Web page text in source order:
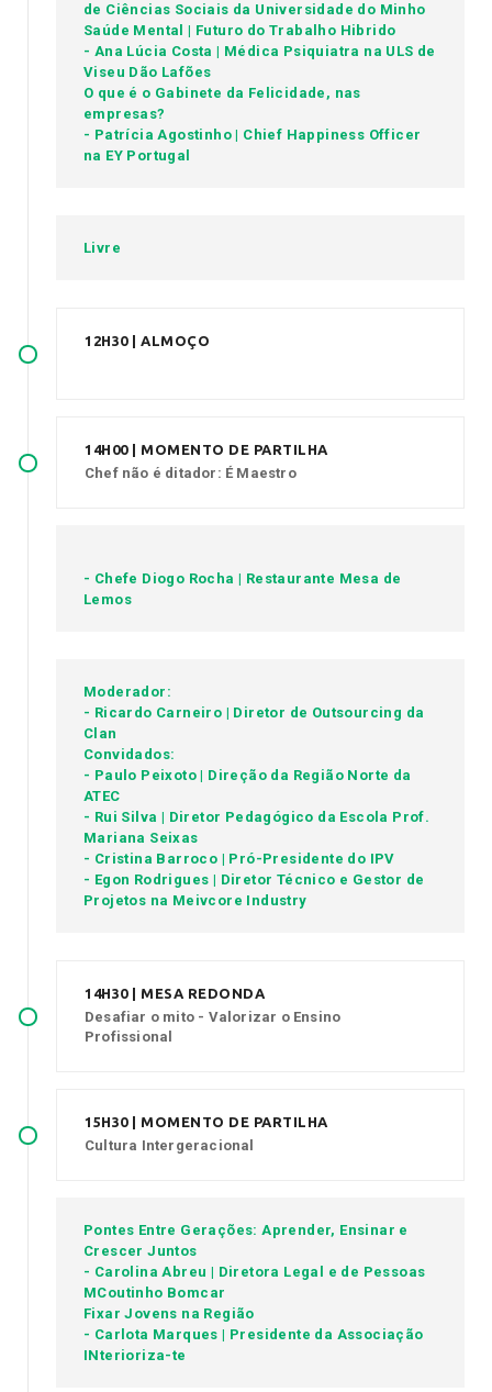
de Ciências Sociais da Universidade do Minho
Saúde Mental | Futuro do Trabalho Hibrido
- Ana Lúcia Costa | Médica Psiquiatra na ULS de
Viseu Dão Lafões
O que é o Gabinete da Felicidade, nas
empresas?
- Patrícia Agostinho | Chief Happiness Officer
na EY Portugal
12H30 | ALMOÇO
Livre
14H00 | MOMENTO DE PARTILHA
Chef não é ditador: É Maestro
- Chefe Diogo Rocha | Restaurante Mesa de
Lemos
14H30 | MESA REDONDA
Desafiar o mito - Valorizar o Ensino
Profissional
Moderador:
- Ricardo Carneiro | Diretor de Outsourcing da
Clan
Convidados:
- Paulo Peixoto | Direção da Região Norte da
ATEC
- Rui Silva | Diretor Pedagógico da Escola Prof.
Mariana Seixas
- Cristina Barroco | Pró-Presidente do IPV
- Egon Rodrigues | Diretor Técnico e Gestor de
Projetos na Meivcore Industry
15H30 | MOMENTO DE PARTILHA
Cultura Intergeracional
Pontes Entre Gerações: Aprender, Ensinar e
Crescer Juntos
- Carolina Abreu | Diretora Legal e de Pessoas
MCoutinho Bomcar
Fixar Jovens na Região
- Carlota Marques | Presidente da Associação
INterioriza-te